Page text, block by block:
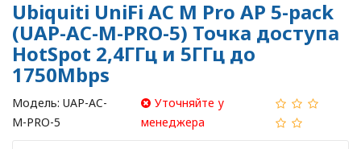
Ubiquiti UniFi AC M Pro AP 5-pack
(UAP-AC-M-PRO-5) Точка доступа
HotSpot 2,4ГГц и 5ГГц до
1750Mbps
Модель: UAP-AC-
M-PRO-5
Уточняйте у
менеджера